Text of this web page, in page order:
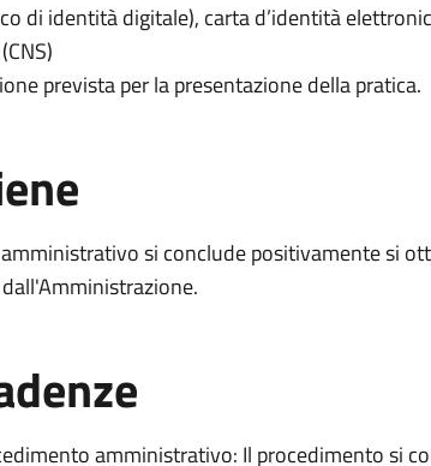
di identità digitale), carta d’identità
prevista per la presentazione della pratica.
si conclude positivamente si
amministrativo: Il procedimento si